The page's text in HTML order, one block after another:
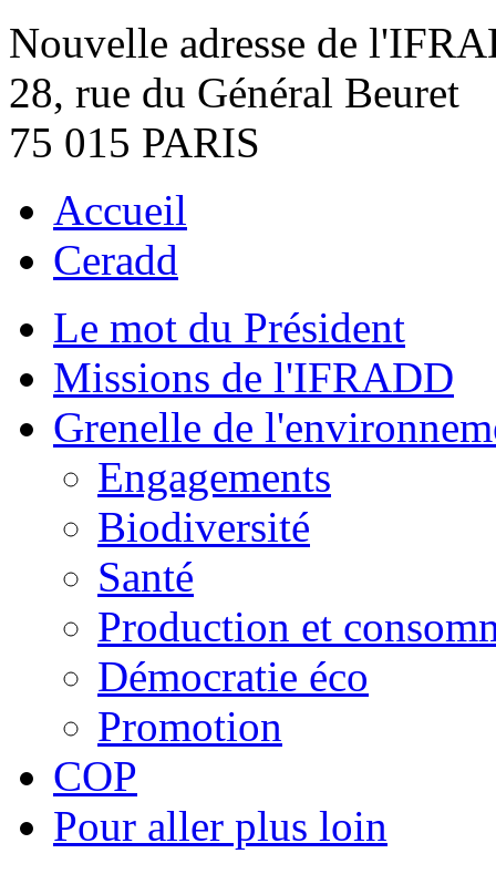
Nouvelle adresse de
28, rue du Général Beuret
75 015 PARIS
Accueil
Ceradd
Le mot du Président
Missions de l'IFRADD
Grenelle de
Engagements
Biodiversité
Santé
Production et
Démocratie éco
Promotion
COP
Pour aller plus loin